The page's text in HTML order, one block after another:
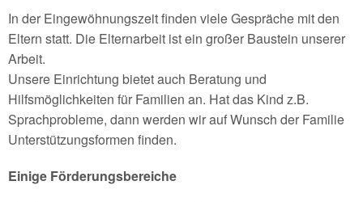
In der Eingewöhnungszeit finden viele Gespräche mit den
Eltern statt. Die Elternarbeit ist ein großer Baustein unserer
Arbeit.
Unsere Einrichtung bietet auch Beratung und
Hilfsmöglichkeiten für Familien an. Hat das Kind z.B.
Sprachprobleme, dann werden wir auf Wunsch der Familie
Unterstützungsformen finden.
Einige Förderungsbereiche